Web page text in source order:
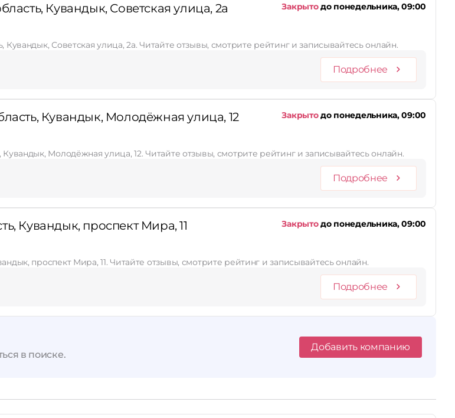
Кувандык, Советская улица, 2а Закрытодо понедельника, 09:00
Советская улица, 2а. Читайте отзывы, смотрите рейтинг и записывайтесь онлайн.
Подробнее
Кувандык, Молодёжная улица, 12 Закрытодо понедельника, 09:00
Молодёжная улица, 12. Читайте отзывы, смотрите рейтинг и записывайтесь онлайн.
Подробнее
Кувандык, проспект Мира, 11 Закрытодо понедельника, 09:00
проспект Мира, 11. Читайте отзывы, смотрите рейтинг и записывайтесь онлайн.
Подробнее
в поиске.
Добавить компанию